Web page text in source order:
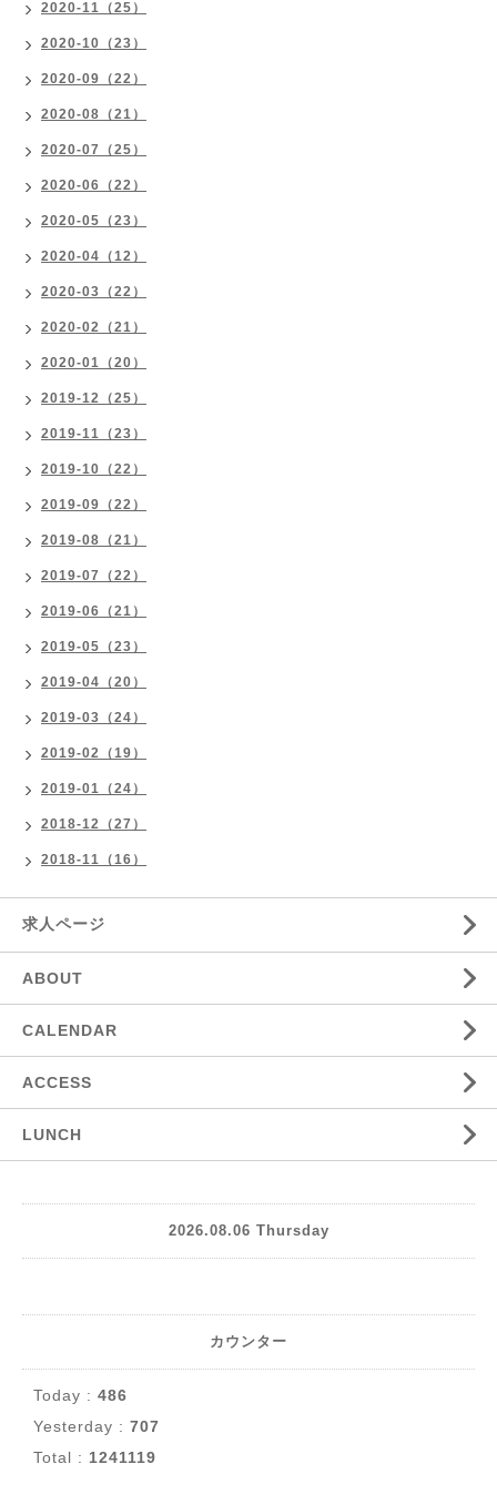
2020-11（25）
2020-10（23）
2020-09（22）
2020-08（21）
2020-07（25）
2020-06（22）
2020-05（23）
2020-04（12）
2020-03（22）
2020-02（21）
2020-01（20）
2019-12（25）
2019-11（23）
2019-10（22）
2019-09（22）
2019-08（21）
2019-07（22）
2019-06（21）
2019-05（23）
2019-04（20）
2019-03（24）
2019-02（19）
2019-01（24）
2018-12（27）
2018-11（16）
求人ページ
ABOUT
CALENDAR
ACCESS
LUNCH
2026.08.06 Thursday
カウンター
Today : 486
Yesterday : 707
Total : 1241119